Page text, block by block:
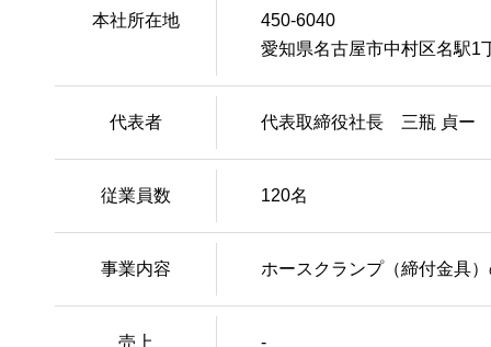
本社所在地
450-6040
愛知県名古屋市中村区名駅1
代表者 代表取締役社長 三瓶 貞ー
従業員数 120名
事業内容 ホースクランプ（締付金具
売上 -